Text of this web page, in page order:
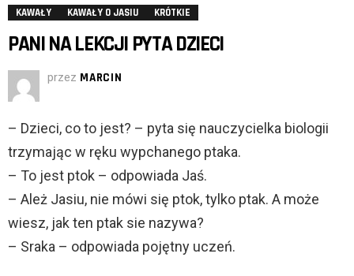
KAWAŁY KAWAŁY O JASIU KRÓTKIE
PANI NA LEKCJI PYTA DZIECI
przez MARCIN
– Dzieci, co to jest? – pyta się nauczycielka biologii
trzymając w ręku wypchanego ptaka.
– To jest ptok – odpowiada Jaś.
– Ależ Jasiu, nie mówi się ptok, tylko ptak. A może
wiesz, jak ten ptak sie nazywa?
– Sraka – odpowiada pojętny uczeń.